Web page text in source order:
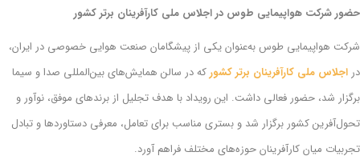
حضور شرکت هواپیمایی طوس در اجلاس ملی کارآفرینان برتر کشور
شرکت هواپیمایی طوس به‌عنوان یکی از پیشگامان صنعت هوایی خصوصی در ایران،
در اجلاس ملی کارآفرینان برتر کشورکه در سالن همایش‌های بین‌المللی صدا و سیما
برگزار شد، حضور فعالی داشت. این رویداد با هدف تجلیل از برندهای موفق، نوآور و
تحول‌آفرین کشور برگزار شد و بستری مناسب برای تعامل، معرفی دستاوردها و تبادل
تجربیات میان کارآفرینان حوزه‌های مختلف فراهم آورد.